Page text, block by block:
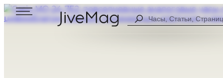
Search
...